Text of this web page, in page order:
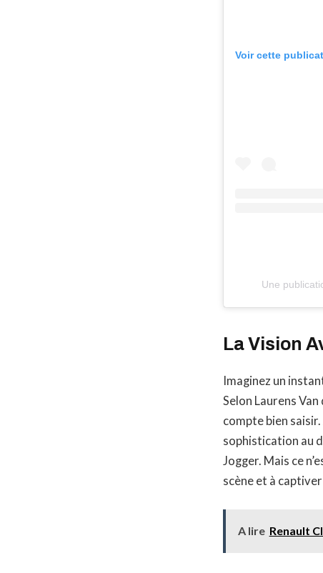
Voir cette
Une
La Vision
Imaginez un
Selon Laurens
compte bien
sophistication au
Jogger. Mais ce
scène et à
A lire Renault